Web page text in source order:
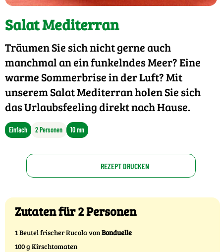
Salat Mediterran
Träumen Sie sich nicht gerne auch
manchmal an ein funkelndes Meer? Eine
warme Sommerbrise in der Luft? Mit
unserem Salat Mediterran holen Sie sich
das Urlaubsfeeling direkt nach Hause.
Einfach 2 Personen 10 mn
REZEPT DRUCKEN
Zutaten für 2 Personen
1 Beutel frischer Rucola vonBonduelle
100 g Kirschtomaten